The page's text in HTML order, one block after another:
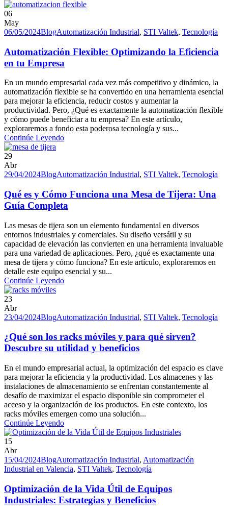
06
May
06/05/2024BlogAutomatización Industrial, STI Valtek, Tecnología
Automatización Flexible: Optimizando la Eficiencia
en tu Empresa
En un mundo empresarial cada vez más competitivo y dinámico, la
automatización flexible se ha convertido en una herramienta esencial
para mejorar la eficiencia, reducir costos y aumentar la
productividad. Pero, ¿Qué es exactamente la automatización flexible
y cómo puede beneficiar a tu empresa? En este artículo,
exploraremos a fondo esta poderosa tecnología y sus...
Continúe Leyendo
29
Abr
29/04/2024BlogAutomatización Industrial, STI Valtek, Tecnología
Qué es y Cómo Funciona una Mesa de Tijera: Una
Guía Completa
Las mesas de tijera son un elemento fundamental en diversos
entornos industriales y comerciales. Su diseño versátil y su
capacidad de elevación las convierten en una herramienta invaluable
para una variedad de aplicaciones. Pero, ¿qué es exactamente una
mesa de tijera y cómo funciona? En este artículo, exploraremos en
detalle este equipo esencial y su...
Continúe Leyendo
23
Abr
23/04/2024BlogAutomatización Industrial, STI Valtek, Tecnología
¿Qué son los racks móviles y para qué sirven?
Descubre su utilidad y beneficios
En el mundo empresarial actual, la optimización del espacio es clave
para mejorar la eficiencia y la productividad. Los almacenes y las
instalaciones de almacenamiento se enfrentan constantemente al
desafío de maximizar el espacio disponible sin comprometer el
acceso y la organización de los productos. En este contexto, los
racks móviles emergen como una solución...
Continúe Leyendo
15
Abr
15/04/2024BlogAutomatización Industrial, Automatización
Industrial en Valencia, STI Valtek, Tecnología
Optimización de la Vida Útil de Equipos
Industriales: Estrategias y Beneficios